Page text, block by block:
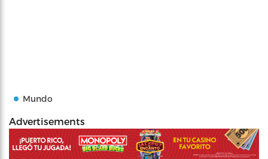
Mundo
Advertisements